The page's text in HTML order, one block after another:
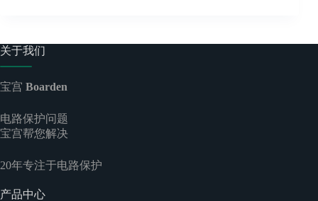
关于我们
宝宫 Boarden
电路保护问题
宝宫帮您解决
20年专注于电路保护
产品中心